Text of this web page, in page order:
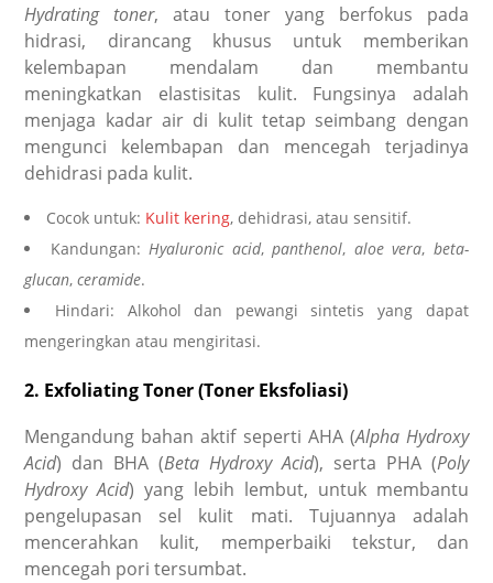
Hydrating toner, atau toner yang berfokus pada
hidrasi, dirancang khusus untuk memberikan
kelembapan mendalam dan membantu
meningkatkan elastisitas kulit. Fungsinya adalah
menjaga kadar air di kulit tetap seimbang dengan
mengunci kelembapan dan mencegah terjadinya
dehidrasi pada kulit.
Cocok untuk: Kulit kering, dehidrasi, atau sensitif.
Kandungan: Hyaluronic acid,panthenol, aloe vera, beta-
glucan,ceramide.
Hindari: Alkohol dan pewangi sintetis yang dapat
mengeringkan atau mengiritasi.
2. Exfoliating Toner (Toner Eksfoliasi)
Mengandung bahan aktif seperti AHA (Alpha Hydroxy
Acid) dan BHA (Beta Hydroxy Acid), serta PHA (Poly
Hydroxy Acid) yang lebih lembut, untuk membantu
pengelupasan sel kulit mati. Tujuannya adalah
mencerahkan kulit, memperbaiki tekstur, dan
mencegah pori tersumbat.